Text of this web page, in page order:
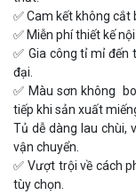
✅Cam kết không cắt
✅ Miễn phí thiết kế
✅ Gia công tỉ mỉ đến
đại.
✅ Màu sơn không
tiếp khi sản xuất
Tủ dễ dàng lau chùi,
vận chuyển.
✅Vượt trội về cách
tùy chọn.